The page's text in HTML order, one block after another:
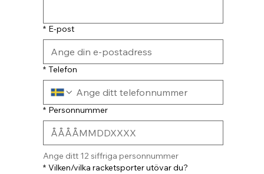
* E-post
* Telefon
* Personnummer
Ange ditt 12 siffriga personnummer
* Vilken/vilka racketsporter utövar du?